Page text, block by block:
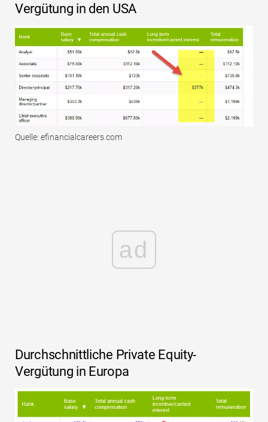
Vergütung in den USA
Quelle: efinancialcareers.com
ad
Durchschnittliche Private Equity-
Vergütung in Europa